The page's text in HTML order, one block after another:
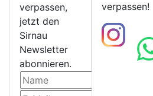
verpassen,
jetzt den
Sirnau
Newsletter
abonnieren.
verpassen!